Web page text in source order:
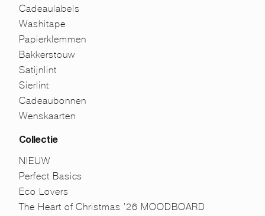
Cadeaulabels
Washitape
Papierklemmen
Bakkerstouw
Satijnlint
Sierlint
Cadeaubonnen
Wenskaarten
Collectie
NIEUW
Perfect Basics
Eco Lovers
The Heart of Christmas ’26 MOODBOARD